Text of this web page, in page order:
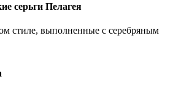
серьги Пелагея
стиле, выполненные с серебряным